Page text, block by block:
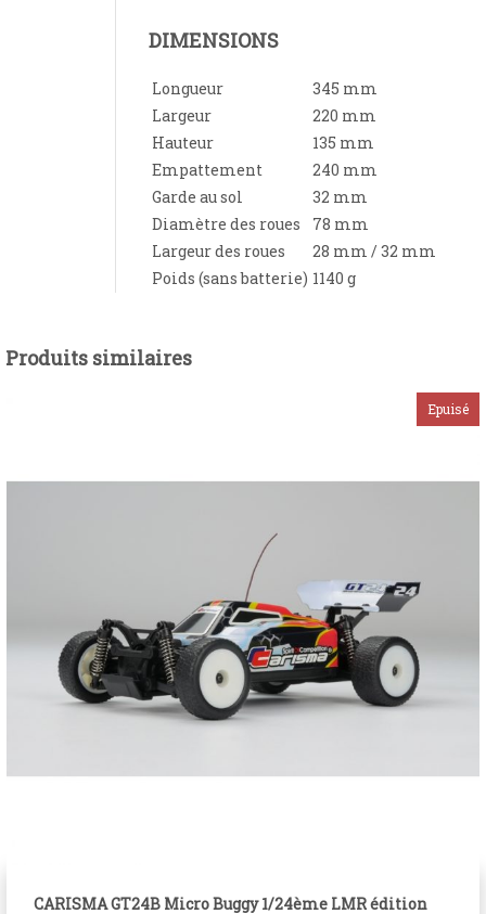
DIMENSIONS
Longueur
345 mm
Largeur
220 mm
Hauteur
135 mm
Empattement
240 mm
Garde au sol
32 mm
Diamètre des roues
78 mm
Largeur des roues
28 mm / 32 mm
Poids (sans batterie) 1140 g
Produits similaires
CARISMA GT24B Micro Buggy 1/24ème LMR édition